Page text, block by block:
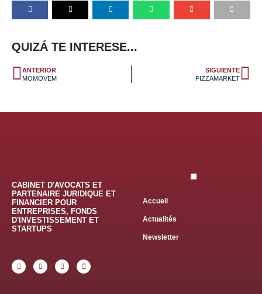
QUIZÁ TE INTERESE...
ANTERIOR
MOMOVEM
SIGUIENTE
PIZZAMARKET
CABINET D'AVOCATS ET
PARTENAIRE JURIDIQUE ET
FINANCIER POUR
ENTREPRISES, FONDS
D'INVESTISSEMENT ET
STARTUPS
Accueil
Actualités
Newsletter